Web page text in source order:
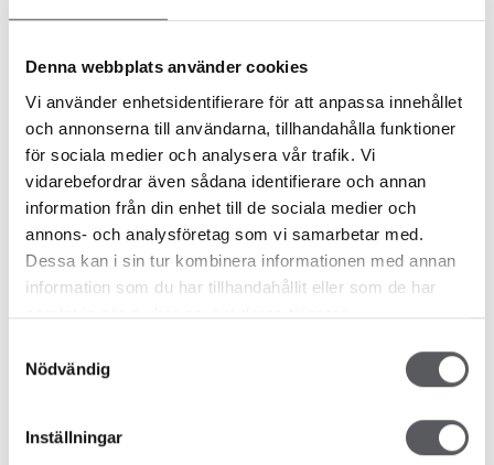
Denna webbplats använder cookies
Vi använder enhetsidentifierare för att anpassa innehållet
och annonserna till användarna, tillhandahålla funktioner
för sociala medier och analysera vår trafik. Vi
vidarebefordrar även sådana identifierare och annan
information från din enhet till de sociala medier och
annons- och analysföretag som vi samarbetar med.
Dessa kan i sin tur kombinera informationen med annan
information som du har tillhandahållit eller som de har
samlat in när du har använt deras tjänster.
Nödvändig
Inställningar
till hands.
Observera att tomterna ännu inte är avstyckade, vilket
innebär att vissa avvikelser kan förekomma. Alla bilder i
materialet är fotomontage och de byggnader, gräsmattor,
häckar etc. som visas är endast tänkta som inspiration – det
finns alltså inte på plats idag.
Missa inte chansen att säkra en plats i detta attraktiva
område! Ta steget och påbörja resan mot ditt framtida